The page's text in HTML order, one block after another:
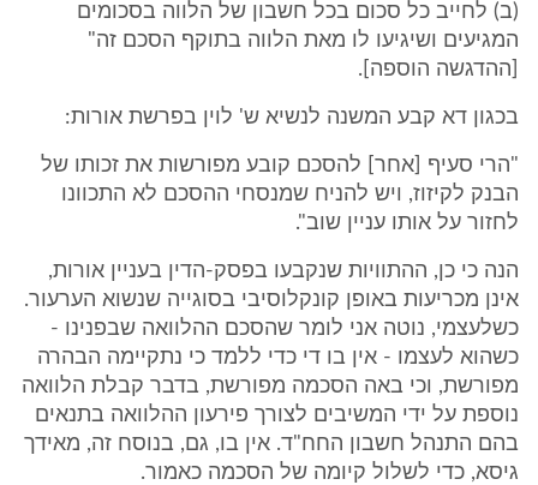
(ב) לחייב כל סכום בכל חשבון של הלווה בסכומים
המגיעים ושיגיעו לו מאת הלווה בתוקף הסכם זה"
[ההדגשה הוספה].
בכגון דא קבע המשנה לנשיא ש' לוין בפרשת אורות:
"הרי סעיף [אחר] להסכם קובע מפורשות את זכותו של
הבנק לקיזוז, ויש להניח שמנסחי ההסכם לא התכוונו
לחזור על אותו עניין שוב".
הנה כי כן, ההתוויות שנקבעו בפסק-הדין בעניין אורות,
אינן מכריעות באופן קונקלוסיבי בסוגייה שנשוא הערעור.
כשלעצמי, נוטה אני לומר שהסכם ההלוואה שבפנינו -
כשהוא לעצמו - אין בו די כדי ללמד כי נתקיימה הבהרה
מפורשת, וכי באה הסכמה מפורשת, בדבר קבלת הלוואה
נוספת על ידי המשיבים לצורך פירעון ההלוואה בתנאים
בהם התנהל חשבון החח"ד. אין בו, גם, בנוסח זה, מאידך
גיסא, כדי לשלול קיומה של הסכמה כאמור.